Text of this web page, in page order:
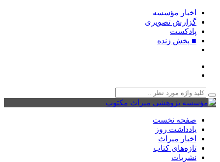
اخبار مؤسسه
گزارش تصویری
پادکست‌
■ پخش زنده
صفحه نخست
یادداشت روز
اخبار میراث
تازه‌های کتاب
نشریات